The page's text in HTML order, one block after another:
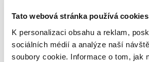
Tato webová stránka používá cookies
K personalizaci obsahu a reklam,
sociálních médií a analýze naší
soubory cookie. Informace o tom, jak
Cena /ks bez DPH - paleta a více